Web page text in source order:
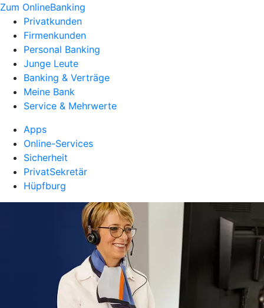
Zum OnlineBanking
Privatkunden
Firmenkunden
Personal Banking
Junge Leute
Banking & Verträge
Meine Bank
Service & Mehrwerte
Apps
Online-Services
Sicherheit
PrivatSekretär
Hüpfburg